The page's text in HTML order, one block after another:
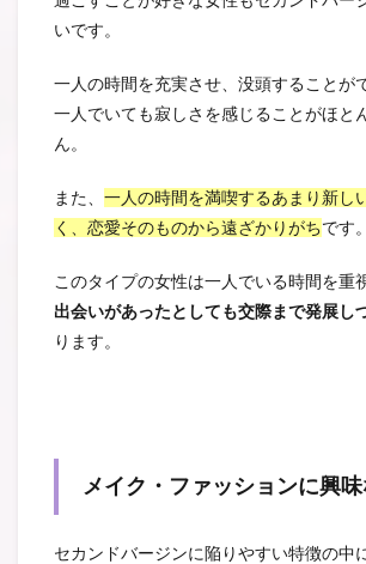
いです。
一人の時間を充実させ、没頭することが
一人でいても寂しさを感じることがほと
ん。
また、 一人の時間を満喫するあまり新し
く、恋愛そのものから遠ざかりがちです。
このタイプの女性は一人でいる時間を重
出会いがあったとしても交際まで発展し
ります。
メイク・ファッションに興味
セカンドバージンに陥りやすい特徴の中